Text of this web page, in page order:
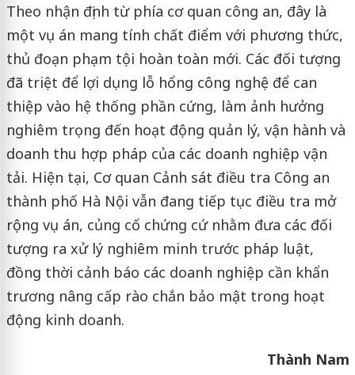
Theo nhận định từ phía cơ quan công an, đây là
một vụ án mang tính chất điểm với phương thức,
thủ đoạn phạm tội hoàn toàn mới. Các đối tượng
đã triệt để lợi dụng lỗ hổng công nghệ để can
thiệp vào hệ thống phần cứng, làm ảnh hưởng
nghiêm trọng đến hoạt động quản lý, vận hành và
doanh thu hợp pháp của các doanh nghiệp vận
tải. Hiện tại, Cơ quan Cảnh sát điều tra Công an
thành phố Hà Nội vẫn đang tiếp tục điều tra mở
rộng vụ án, củng cố chứng cứ nhằm đưa các đối
tượng ra xử lý nghiêm minh trước pháp luật,
đồng thời cảnh báo các doanh nghiệp cần khẩn
trương nâng cấp rào chắn bảo mật trong hoạt
động kinh doanh.
Thành Nam